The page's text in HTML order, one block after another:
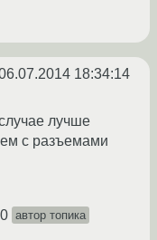
18:34:14
лучше
с разъемами
автор топика